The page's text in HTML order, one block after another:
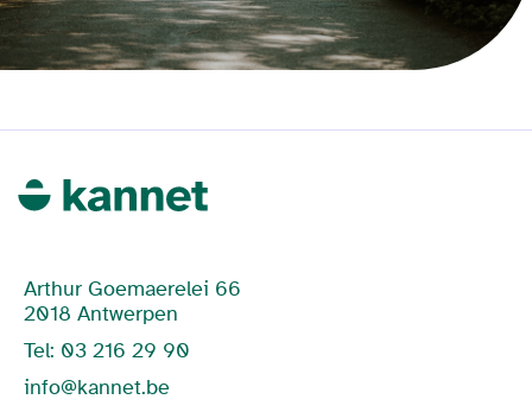
Arthur Goemaerelei 66
2018 Antwerpen
Tel: 03 216 29 90
info@kannet.be